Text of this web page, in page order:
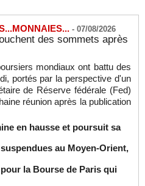
- 07/08/2026
des sommets après
mondiaux ont battu des
portés par la perspective d'un
de Réserve fédérale (Fed)
réunion après la publication
en hausse et poursuit sa
au Moyen-Orient,
la Bourse de Paris qui